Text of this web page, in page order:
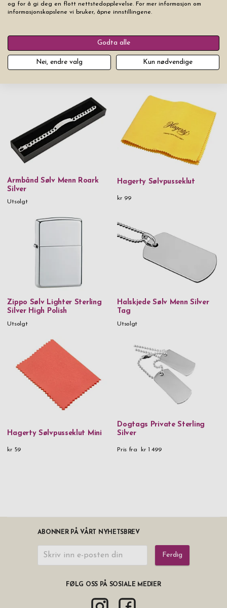
Hagerty Sølvpusseklut Hagerty Sølvpusseklut Mini
Armbånd Sølv Menn Roark
Silver
Utsolgt
Hagerty Sølvpusseklut
kr 99
Zippo Sølv Lighter Sterling
Silver High Polish
Utsolgt
Halskjede Sølv Menn Silver
Tag
Utsolgt
Hagerty Sølvpusseklut Mini
kr 59
Dogtags Private Sterling
Silver
Pris fra kr 1 499
ABONNER PÅ VÅRT NYHETSBREV
Ferdig
FØLG OSS PÅ SOSIALE MEDIER
og for å gi deg en flott nettstedopplevelse. For mer informasjon om
informasjonskapslene vi bruker, åpne innstillingene.
Godta alle
Nei, endre valg Kun nødvendige